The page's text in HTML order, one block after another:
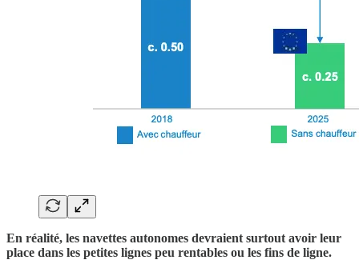
En réalité, les navettes autonomes devraient surtout avoir leur
place dans les petites lignes peu rentables ou les fins de ligne.